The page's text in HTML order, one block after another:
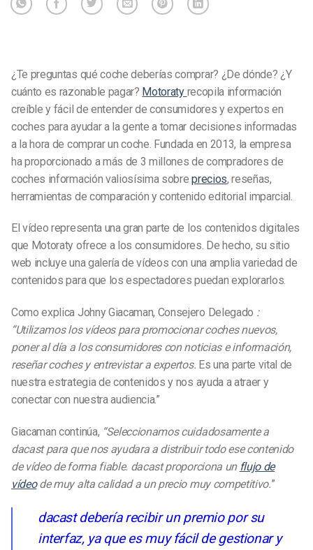
¿Te preguntas qué coche deberías comprar? ¿De dónde? ¿Y
cuánto es razonable pagar? Motoraty recopila información
creíble y fácil de entender de consumidores y expertos en
coches para ayudar a la gente a tomar decisiones informadas
a la hora de comprar un coche. Fundada en 2013, la empresa
ha proporcionado a más de 3 millones de compradores de
coches información valiosísima sobreprecios, reseñas,
herramientas de comparación y contenido editorial imparcial.
El vídeo representa una gran parte de los contenidos digitales
que Motoraty ofrece a los consumidores. De hecho, su sitio
web incluye una galería de vídeos con una amplia variedad de
contenidos para que los espectadores puedan explorarlos.
Como explica Johny Giacaman, Consejero Delegado :
“Utilizamos los vídeos para promocionar coches nuevos,
poner al día a los consumidores con noticias e información,
reseñar coches y entrevistar a expertos. Es una parte vital de
nuestra estrategia de contenidos y nos ayuda a atraer y
conectar con nuestra audiencia.”
Giacaman continúa, “Seleccionamos cuidadosamente a
dacast para que nos ayudara a distribuir todo ese contenido
de vídeo de forma fiable. dacast proporciona un flujo de
vídeode muy alta calidad a un precio muy competitivo.”
dacast debería recibir un premio por su
interfaz, ya que es muy fácil de gestionar y